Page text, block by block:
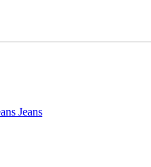
Jeans